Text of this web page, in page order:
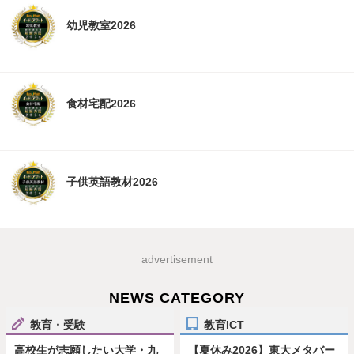
幼児教室2026
食材宅配2026
子供英語教材2026
advertisement
NEWS CATEGORY
教育・受験
高校生が志願したい大学・九
教育ICT
【夏休み2026】東大メタバー